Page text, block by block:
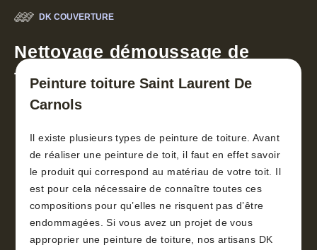
DK COUVERTURE
Nettoyage démoussage de
toiture 30
Peinture toiture Saint Laurent De
Carnols
Il existe plusieurs types de peinture de toiture. Avant
de réaliser une peinture de toit, il faut en effet savoir
le produit qui correspond au matériau de votre toit. Il
est pour cela nécessaire de connaître toutes ces
compositions pour qu’elles ne risquent pas d’être
endommagées. Si vous avez un projet de vous
approprier une peinture de toiture, nos artisans DK